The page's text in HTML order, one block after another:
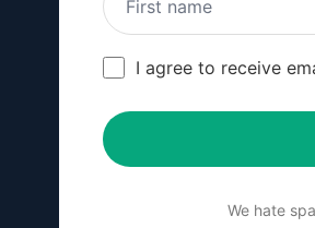
Precios en solitario (en)
Precios por equipo (en)I agree to receive
We hate